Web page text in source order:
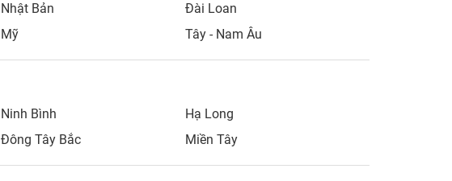
Nhật Bản
Đài Loan
Mỹ Tây - Nam Âu
Ninh Bình
Hạ Long
Đông Tây Bắc Miền Tây